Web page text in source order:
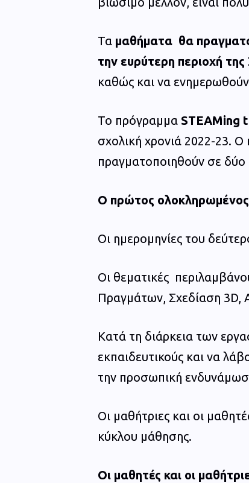
Τα μαθήματα θα
την ευρύτερη περιοχή
καθώς και να
Το πρόγραμμα STEAMing
σχολική χρονιά 2022-23.
πραγματοποιηθούν σε δύο
Ο πρώτος
Οι ημερομηνίες του
Οι θεματικές
Πραγμάτων, Σχεδίαση 3D,
Κατά τη διάρκεια των
εκπαιδευτικούς και να
την προσωπική
Οι μαθήτριες και οι
κύκλου μάθησης.
Οι μαθητές και οι